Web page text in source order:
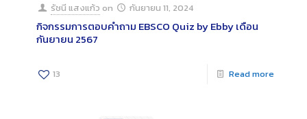
รัชนี แสงแก้ว on กันยายน 11, 2024
กิจกรรมการตอบคำถาม EBSCO Quiz by Ebby เดือน
กันยายน 2567
13 Read more